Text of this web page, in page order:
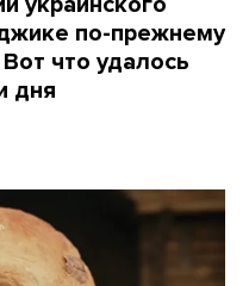
по-прежнему
что удалось
дня